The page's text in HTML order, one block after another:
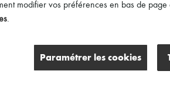
modifier vos préférences en bas de
.
Paramétrer les cookies